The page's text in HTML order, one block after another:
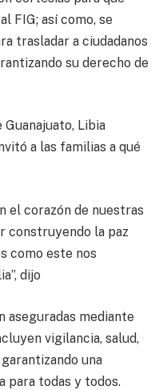
FIG; así como, se
trasladar a ciudadanos
su derecho de
Guanajuato, Libia
a las familias a qué
el corazón de nuestras
construyendo la paz
como este nos
dijo
aseguradas mediante
vigilancia, salud,
una
para todas y todos.